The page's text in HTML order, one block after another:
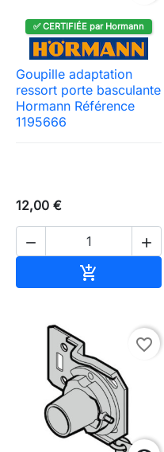
✅ CERTIFIÉE par Hormann
Goupille adaptation
ressort porte basculante
Hormann Référence
1195666
12,00 €
 

favorite_border